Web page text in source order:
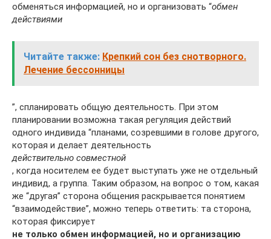
обме­няться информацией, но и организовать “обмен
действиями
Читайте также: Крепкий сон без снотворного.
Лечение бессонницы
”, спла­нировать общую деятельность. При этом
планировании возможна такая регуляция действий
одного индивида “планами, созревши­ми в голове другого,
которая и делает дея­тельность
действительно совместной
, когда носителем ее будет выступать уже не отдельный
индивид, а группа. Таким образом, на вопрос о том, какая
же “другая” сторона общения раскрывается понятием
“взаимодействие”, можно теперь ответить: та сторона,
которая фиксирует
не только обмен информацией, но и организа­цию